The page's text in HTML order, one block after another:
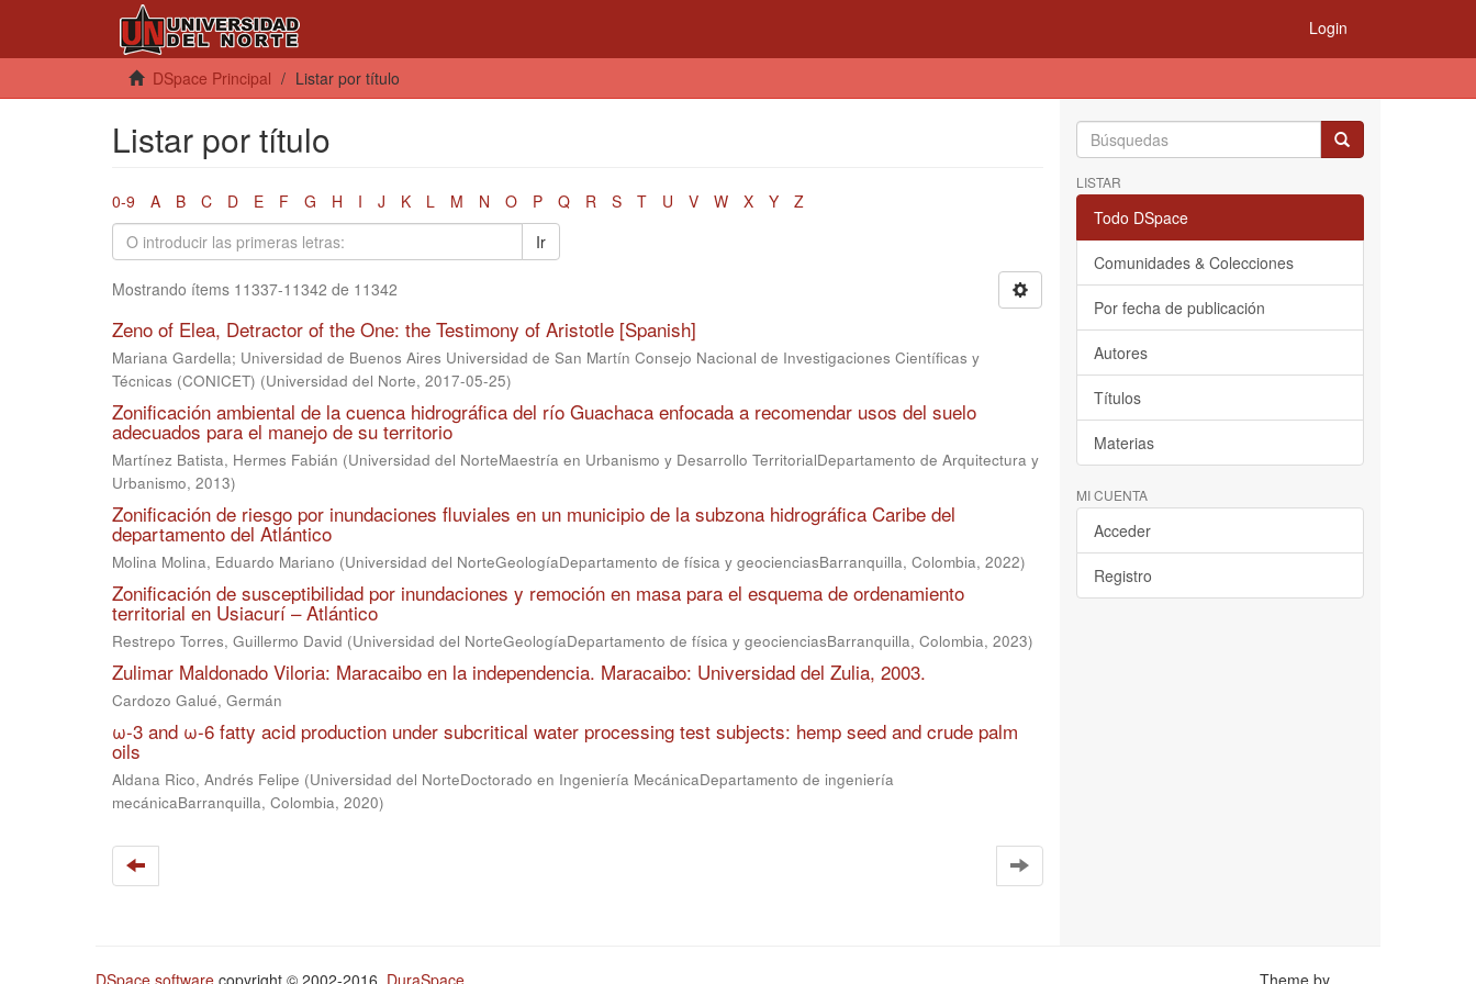
Login
DSpace Principal Listar por título
Listar por título
0-9 A B C D E F G H I J K L M N O P Q R S T U V W X Y
Z
Ir
Mostrando ítems 11337-11342 de 11342
Zeno of Elea, Detractor of the One: the Testimony of Aristotle [Spanish]
Mariana Gardella; Universidad de Buenos Aires Universidad de San Martín Consejo Nacional de Investigaciones Científicas y
Técnicas (CONICET) (Universidad del Norte, 2017-05-25)
Zonificación ambiental de la cuenca hidrográfica del río Guachaca enfocada a recomendar usos del suelo
adecuados para el manejo de su territorio
Martínez Batista, Hermes Fabián (Universidad del NorteMaestría en Urbanismo y Desarrollo TerritorialDepartamento de Arquitectura y
Urbanismo, 2013)
Zonificación de riesgo por inundaciones fluviales en un municipio de la subzona hidrográfica Caribe del
departamento del Atlántico
Molina Molina, Eduardo Mariano (Universidad del NorteGeologíaDepartamento de física y geocienciasBarranquilla, Colombia, 2022)
Zonificación de susceptibilidad por inundaciones y remoción en masa para el esquema de ordenamiento
territorial en Usiacurí – Atlántico
Restrepo Torres, Guillermo David (Universidad del NorteGeologíaDepartamento de física y geocienciasBarranquilla, Colombia, 2023)
Zulimar Maldonado Viloria: Maracaibo en la independencia. Maracaibo: Universidad del Zulia, 2003.
Cardozo Galué, Germán
ω-3 and ω-6 fatty acid production under subcritical water processing test subjects: hemp seed and crude palm
oils
Aldana Rico, Andrés Felipe (Universidad del NorteDoctorado en Ingeniería MecánicaDepartamento de ingeniería
mecánicaBarranquilla, Colombia, 2020)
LISTAR
Todo DSpace
Comunidades & Colecciones
Por fecha de publicación
Autores
Títulos
Materias
MI CUENTA
Acceder
Registro
DSpace software copyright © 2002-2016 DuraSpace Theme by